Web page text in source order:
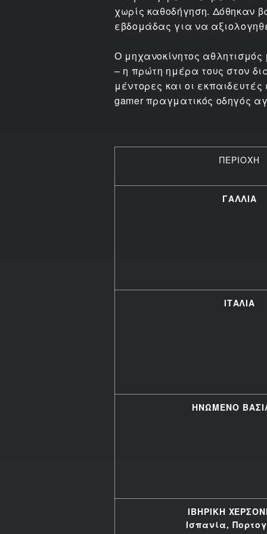
χωρίς καθοδήγηση. Δόθηκαν
εβδομάδας για να
Ο μηχανοκίνητος
– η πρώτη ημέρα τους στον
μέντορες και οι
gamer πραγματικός οδηγός
ΠΕΡΙΟΧΗ
ΓΑΛΛΙΑ
ΙΤΑΛΙΑ
ΗΝΩΜΕΝΟ
ΙΒΗΡΙΚΗ
Ισπανία,